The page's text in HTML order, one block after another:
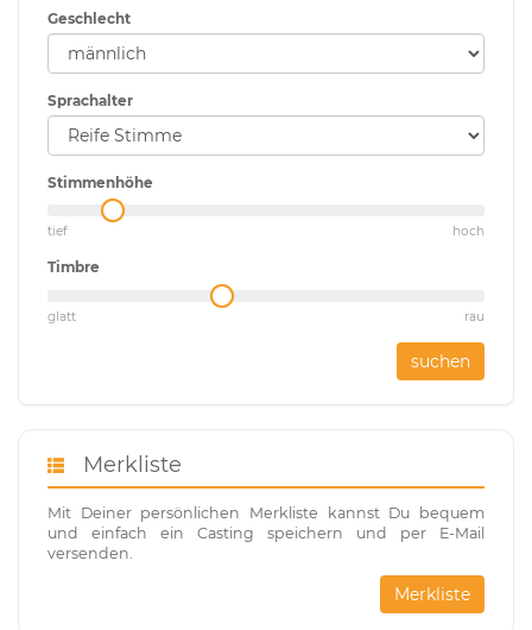
Geschlecht
Sprachalter
Stimmenhöhe
tief hoch
Timbre
glatt rau
suchen
Merkliste
Mit Deiner persönlichen Merkliste kannst Du bequem
und einfach ein Casting speichern und per E-Mail
versenden.
Merkliste